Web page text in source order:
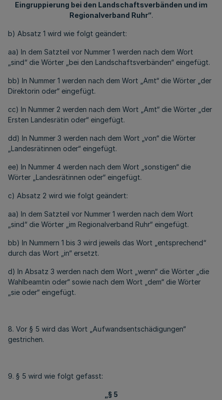
Eingruppierung bei den Landschaftsverbänden und im
Regionalverband Ruhr“.
b) Absatz 1 wird wie folgt geändert:
aa) In dem Satzteil vor Nummer 1 werden nach dem Wort
„sind“ die Wörter „bei den Landschaftsverbänden“ eingefügt.
bb) In Nummer 1 werden nach dem Wort „Amt“ die Wörter „der
Direktorin oder“ eingefügt.
cc) In Nummer 2 werden nach dem Wort „Amt“ die Wörter „der
Ersten Landesrätin oder“ eingefügt.
dd) In Nummer 3 werden nach dem Wort „von“ die Wörter
„Landesrätinnen oder“ eingefügt.
ee) In Nummer 4 werden nach dem Wort „sonstigen“ die
Wörter „Landesrätinnen oder“ eingefügt.
c) Absatz 2 wird wie folgt geändert:
aa) In dem Satzteil vor Nummer 1 werden nach dem Wort
„sind“ die Wörter „im Regionalverband Ruhr“ eingefügt.
bb) In Nummern 1 bis 3 wird jeweils das Wort „entsprechend“
durch das Wort „in“ ersetzt.
d) In Absatz 3 werden nach dem Wort „wenn“ die Wörter „die
Wahlbeamtin oder“ sowie nach dem Wort „dem“ die Wörter
„sie oder“ eingefügt.
8. Vor § 5 wird das Wort „Aufwandsentschädigungen“
gestrichen.
9. § 5 wird wie folgt gefasst:
„§ 5